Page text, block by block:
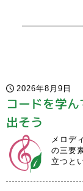
2026年8月9日
コードを学
出そう
メロデ
の三要
立つと